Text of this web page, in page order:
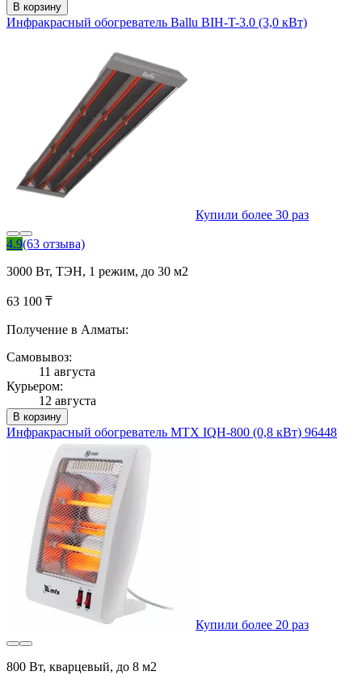
В корзину
Инфракрасный обогреватель Ballu BIH-T-3.0 (3,0 кВт)
Купили более 30 раз
4.9(63 отзыва)
3000 Вт, ТЭН, 1 режим, до 30 м2
63 100 ₸
Получение в Алматы:
Самовывоз:
11 августа
Курьером:
12 августа
В корзину
Инфракрасный обогреватель MTX IQH-800 (0,8 кВт) 96448
Купили более 20 раз
800 Вт, кварцевый, до 8 м2